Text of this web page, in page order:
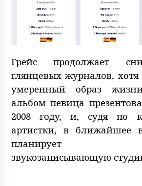
Грейс продолжает
глянцевых журналов, хотя
умеренный образ
альбом певица
2008 году, и, судя по
артистки, в ближайшее
планирует
звукозаписывающую